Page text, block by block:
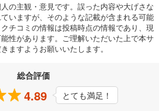
の主観・意見です。誤った内容や大げさな
いますが、そのような記載が含まれる可能
チコミの情報は投稿時点の情報であり、現
性があります。ご理解いただいた上で本サ
ますようお願いいたします。
総合評価
4.89
とても満足！